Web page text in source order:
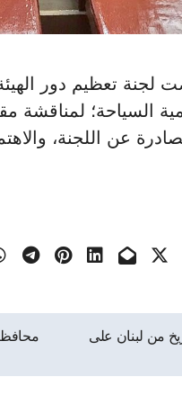
ش أ/ أوصت لجنة تعظيم دور
السياحة؛ لمناقشة
عن اللجنة،
من لبنان على